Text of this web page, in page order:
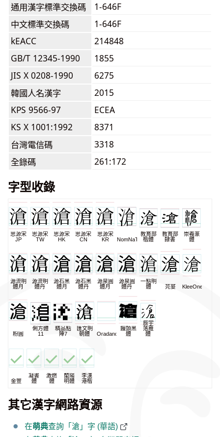
通用漢字標準交換碼
1-646F
中文標準交換碼
1-646F
kEACC
214848
GB/T 12345-1990
1855
JIS X 0208-1990
6275
韓國人名漢字
2015
KPS 9566-97
ECEA
KS X 1001:1992
8371
台灣電信碼
3318
全錄碼
261:172
字型收錄
思源宋
JP
思源宋
TW
思源宋
HK
思源宋
CN
思源宋
KR
NomNaTong
教育部
楷體
教育部
隸書
崇羲篆
體
源流明
體月
源流明
體丹
源石黑
體月
源石黑
體丹
源泉圓
體月
源泉圓
體丹
一點明
體
芫荽 KleeOne
粉圓
俐方體
11
精品點
陣7
匯文明
朝體
Oradano
饅頭黑
體
辰宇
落雁
體
金萱
凝書
體
激燃
體
蘭陽
明體
李漢
港楷
其它漢字網路資源
在萌典查詢「滄」字 (華語)